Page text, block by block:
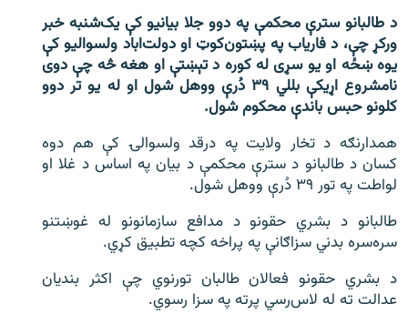
راسره ملګري شئ
د ازادې اروپا/ ازادي راډيو ټولې پاڼې
د طالبانو سترې محکمې په دوو جلا بیانیو کې یک‌شنبه خبر
ورکړ چې، د فاریاب په پښتون‌کوټ او دولت‌اباد ولسوالیو کې
یوه ښځه او یو سړی له کوره د تېښتې او هغه څه چې دوی
نامشروع اړیکې بللي ۳۹ دُرې ووهل شول او له یو تر دوو
کلونو حبس باندې محکوم شول.
همدارنګه د تخار ولایت په درقد ولسوالۍ کې هم دوه
کسان د طالبانو د سترې محکمې د بیان په اساس د غلا او
لواطت په تور ۳۹ دُرې ووهل شول.
طالبانو د بشري حقونو د مدافع سازمانونو له غوښتنو
سره‌سره بدني سزاګانې په پراخه کچه تطبیق کړي.
د بشري حقونو فعالان طالبان تورنوي چې اکثر بندیان
عدالت ته له لاس‌رسي پرته په سزا رسوي.